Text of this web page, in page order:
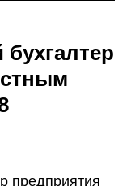
предприятия